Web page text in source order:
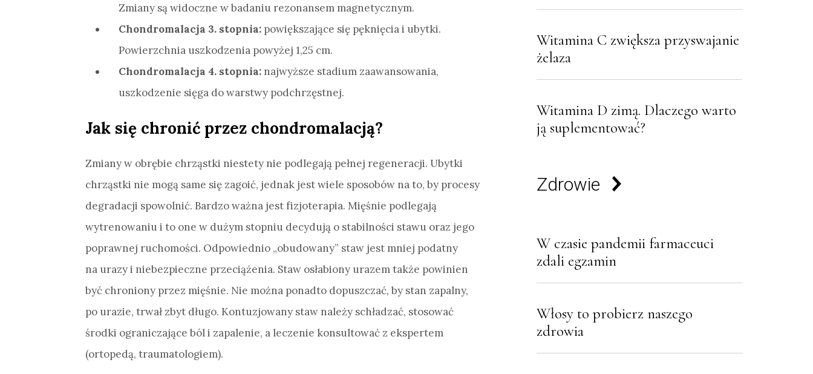
Zmiany są widoczne w badaniu rezonansem magnetycznym.
Chondromalacja 3. stopnia: powiększające się pęknięcia i ubytki.
Powierzchnia uszkodzenia powyżej 1,25 cm.
Chondromalacja 4. stopnia: najwyższe stadium zaawansowania,
uszkodzenie sięga do warstwy podchrzęstnej.
Jak się chronić przez chondromalacją?
Zmiany w obrębie chrząstki niestety nie podlegają pełnej regeneracji. Ubytki
chrząstki nie mogą same się zagoić, jednak jest wiele sposobów na to, by procesy
degradacji spowolnić. Bardzo ważna jest fizjoterapia. Mięśnie podlegają
wytrenowaniu i to one w dużym stopniu decydują o stabilności stawu oraz jego
poprawnej ruchomości. Odpowiednio „obudowany” staw jest mniej podatny
na urazy i niebezpieczne przeciążenia. Staw osłabiony urazem także powinien
być chroniony przez mięśnie. Nie można ponadto dopuszczać, by stan zapalny,
po urazie, trwał zbyt długo. Kontuzjowany staw należy schładzać, stosować
środki ograniczające ból i zapalenie, a leczenie konsultować z ekspertem
(ortopedą, traumatologiem).
Witamina C zwiększa przyswajanie
żelaza
Witamina D zimą. Dlaczego warto
ją suplementować?
Zdrowie
W czasie pandemii farmaceuci
zdali egzamin
Włosy to probierz naszego
zdrowia